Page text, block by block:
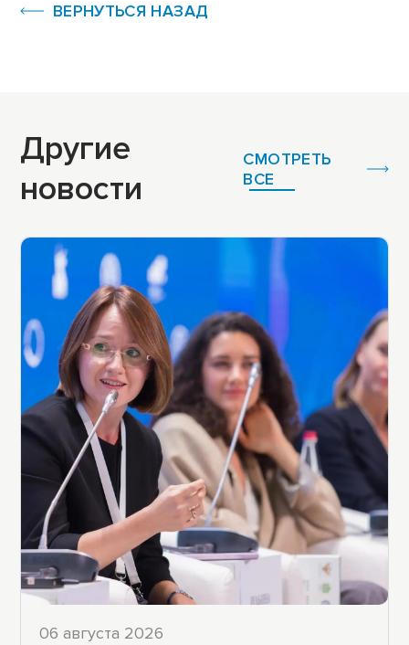
ВЕРНУТЬСЯ НАЗАД
Другие
новости
СМОТРЕТЬ
ВСЕ
06 августа 2026